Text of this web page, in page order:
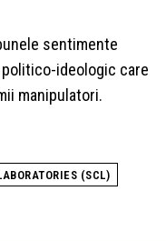
sentimente
ideologic care
manipulatori.
(SCL)